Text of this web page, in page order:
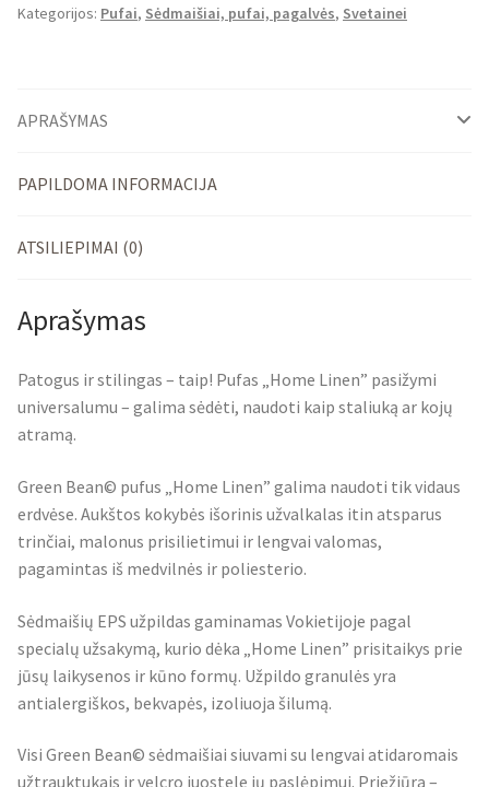
Kategorijos: Pufai, Sėdmaišiai, pufai, pagalvės, Svetainei
APRAŠYMAS
PAPILDOMA INFORMACIJA
ATSILIEPIMAI (0)
Aprašymas
Patogus ir stilingas – taip! Pufas „Home Linen” pasižymi
universalumu – galima sėdėti, naudoti kaip staliuką ar kojų
atramą.
Green Bean© pufus „Home Linen” galima naudoti tik vidaus
erdvėse. Aukštos kokybės išorinis užvalkalas itin atsparus
trinčiai, malonus prisilietimui ir lengvai valomas,
pagamintas iš medvilnės ir poliesterio.
Sėdmaišių EPS užpildas gaminamas Vokietijoje pagal
specialų užsakymą, kurio dėka „Home Linen” prisitaikys prie
jūsų laikysenos ir kūno formų. Užpildo granulės yra
antialergiškos, bekvapės, izoliuoja šilumą.
Visi Green Bean© sėdmaišiai siuvami su lengvai atidaromais
užtrauktukais ir velcro juostele jų paslėpimui. Priežiūra –